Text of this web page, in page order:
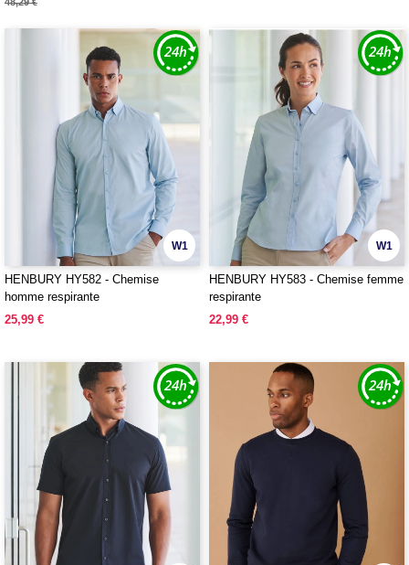
W1
HENBURY HY582 - Chemise
homme respirante
25,99 €
W1
HENBURY HY583 - Chemise femme
respirante
22,99 €